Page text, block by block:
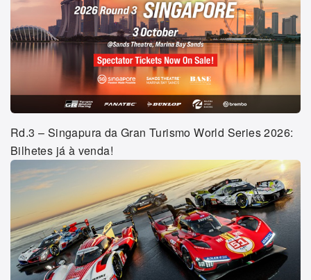
Rd.3 – Singapura da Gran Turismo World Series 2026:
Bilhetes já à venda!